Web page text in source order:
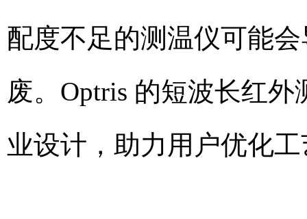
配度不足的测温仪可能
废。Optris 的短波长红
业设计，助力用户优化